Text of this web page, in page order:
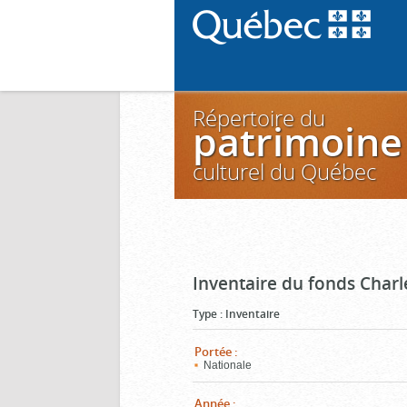
Répertoire du
patrimoine
culturel du Québec
Inventaire du fonds
Type : Inventaire
Portée :
Nationale